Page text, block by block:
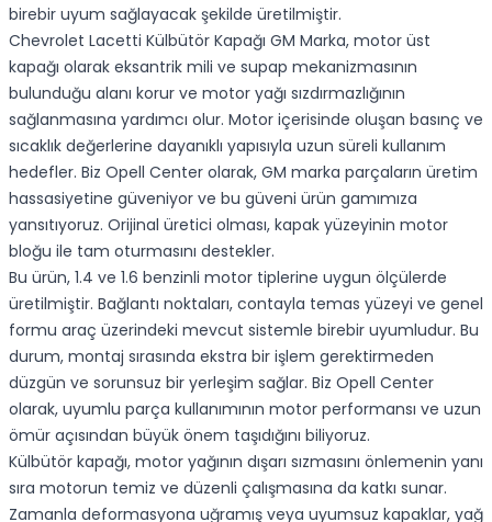
birebir uyum sağlayacak şekilde üretilmiştir.
Chevrolet Lacetti Külbütör Kapağı GM Marka, motor üst
kapağı olarak eksantrik mili ve supap mekanizmasının
bulunduğu alanı korur ve motor yağı sızdırmazlığının
sağlanmasına yardımcı olur. Motor içerisinde oluşan basınç ve
sıcaklık değerlerine dayanıklı yapısıyla uzun süreli kullanım
hedefler. Biz Opell Center olarak, GM marka parçaların üretim
hassasiyetine güveniyor ve bu güveni ürün gamımıza
yansıtıyoruz. Orijinal üretici olması, kapak yüzeyinin motor
bloğu ile tam oturmasını destekler.
Bu ürün, 1.4 ve 1.6 benzinli motor tiplerine uygun ölçülerde
üretilmiştir. Bağlantı noktaları, contayla temas yüzeyi ve genel
formu araç üzerindeki mevcut sistemle birebir uyumludur. Bu
durum, montaj sırasında ekstra bir işlem gerektirmeden
düzgün ve sorunsuz bir yerleşim sağlar. Biz Opell Center
olarak, uyumlu parça kullanımının motor performansı ve uzun
ömür açısından büyük önem taşıdığını biliyoruz.
Külbütör kapağı, motor yağının dışarı sızmasını önlemenin yanı
sıra motorun temiz ve düzenli çalışmasına da katkı sunar.
Zamanla deformasyona uğramış veya uyumsuz kapaklar, yağ